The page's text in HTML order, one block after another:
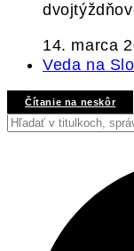
14. marca
Veda na
Čítanie na neskôr